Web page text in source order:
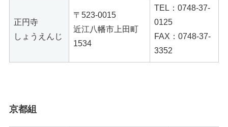
正円寺
しょうえんじ
〒523-0015
近江八幡市上田町
1534
TEL：0748-37-
0125
FAX：0748-37-
3352
京都組